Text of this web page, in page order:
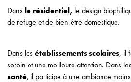
Dans le résidentiel, le design
de refuge et de bien-être domestique.
Dans lesétablissements scolaires, il
serein et une meilleure attention. Dans les
santé, il participe à une ambiance